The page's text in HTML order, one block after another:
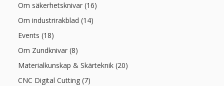
Om säkerhetsknivar (16)
Om industrirakblad (14)
Events (18)
Om Zundknivar (8)
Materialkunskap & Skärteknik (20)
CNC Digital Cutting (7)